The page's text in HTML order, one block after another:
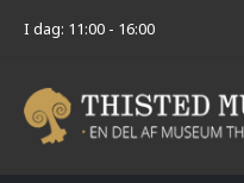
I dag: 11:00 - 16:00